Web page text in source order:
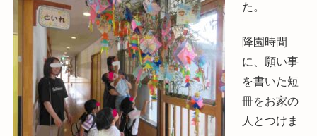
た。
降園時間
に、願い事
を書いた短
冊をお家の
人とつけま